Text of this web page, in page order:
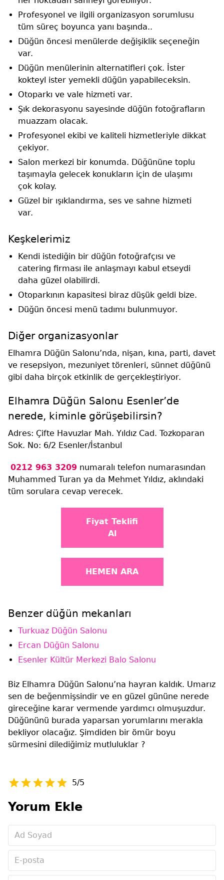
Profesyonel ve ilgili organizasyon sorumlusu
tüm süreç boyunca yanı başında..
Düğün öncesi menülerde değişiklik seçeneğin
var.
Düğün menülerinin alternatifleri çok. İster
kokteyl ister yemekli düğün yapabileceksin.
Otoparkı ve vale hizmeti var.
Şık dekorasyonu sayesinde düğün fotoğrafların
muazzam olacak.
Profesyonel ekibi ve kaliteli hizmetleriyle dikkat
çekiyor.
Salon merkezi bir konumda. Düğününe toplu
taşımayla gelecek konukların için de ulaşımı
çok kolay.
Güzel bir ışıklandırma, ses ve sahne hizmeti
var.
Keşkelerimiz
Kendi istediğin bir düğün fotoğrafçısı ve
catering firması ile anlaşmayı kabul etseydi
daha güzel olabilirdi.
Otoparkının kapasitesi biraz düşük geldi bize.
Düğün öncesi menü tadımı bulunmuyor.
Diğer organizasyonlar
Elhamra Düğün Salonu’nda, nişan, kına, parti, davet
ve resepsiyon, mezuniyet törenleri, sünnet düğünü
gibi daha birçok etkinlik de gerçekleştiriyor.
Elhamra Düğün Salonu Esenler’de
nerede, kiminle görüşebilirsin?
Adres: Çifte Havuzlar Mah. Yıldız Cad. Tozkoparan
Sok. No: 6/2 Esenler/İstanbul
0212 963 3209 numaralı telefon numarasından
Muhammed Turan ya da Mehmet Yıldız, aklındaki
tüm sorulara cevap verecek.
Fiyat Teklifi
Al
HEMEN ARA
Benzer düğün mekanları
Turkuaz Düğün Salonu
Ercan Düğün Salonu
Esenler Kültür Merkezi Balo Salonu
Biz Elhamra Düğün Salonu’na hayran kaldık. Umarız
sen de beğenmişsindir ve en güzel gününe nerede
gireceğine karar vermende yardımcı olmuşuzdur.
Düğününü burada yaparsan yorumlarını merakla
bekliyor olacağız. Şimdiden bir ömür boyu
sürmesini dilediğimiz mutluluklar ?
5/5
Yorum Ekle